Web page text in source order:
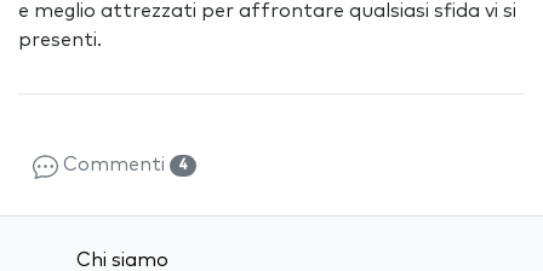
e meglio attrezzati per affrontare qualsiasi sfida vi si
presenti.
Commenti 4
Chi siamo